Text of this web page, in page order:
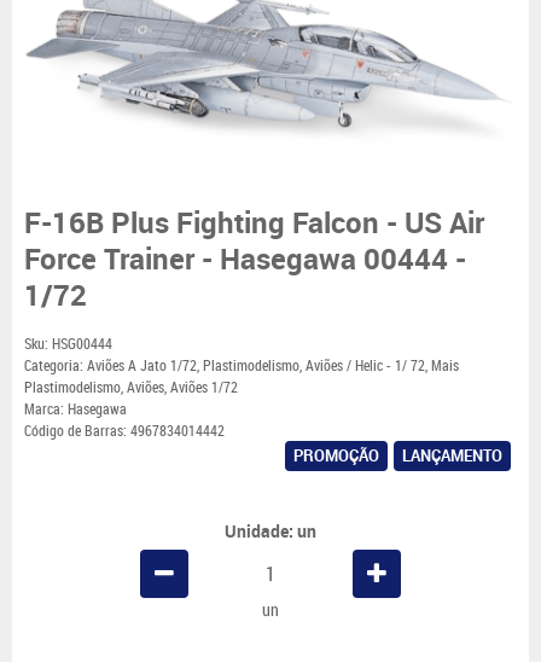
F-16B Plus Fighting Falcon - US Air
Force Trainer - Hasegawa 00444 -
1/72
Sku: HSG00444
Categoria: Aviões A Jato 1/72,Plastimodelismo,Aviões / Helic - 1/ 72,Mais
Plastimodelismo,Aviões,Aviões 1/72
Marca: Hasegawa
Código de Barras: 4967834014442
PROMOÇÃO LANÇAMENTO
Unidade: un
un